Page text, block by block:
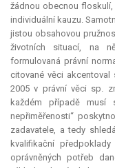
žádnou obecnou floskulí,
individuální kauzu.
jistou obsahovou
životních situací, na
formulovaná právní
citované věci
2005 v právní věci sp.
každém případě musí
nepřiměřenosti“
zadavatele, a tedy
kvalifikační
oprávněných potřeb